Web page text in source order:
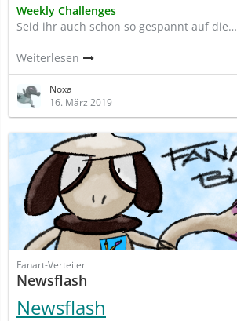
Weekly Challenges
Seid ihr auch schon so gespannt auf die…
Weiterlesen
Noxa
16. März 2019
Fanart-Verteiler
Newsflash
Newsflash